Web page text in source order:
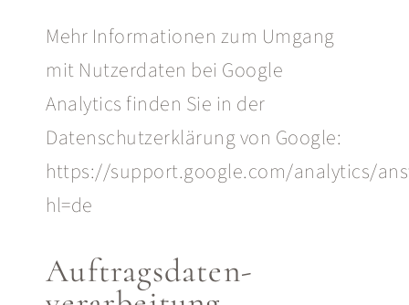
Mehr Informationen zum Umgang
mit Nutzerdaten bei Google
Analytics finden Sie in der
Datenschutzerklärung von Google:
https://support.google.com/analytics/
hl=de
Auftragsdaten-